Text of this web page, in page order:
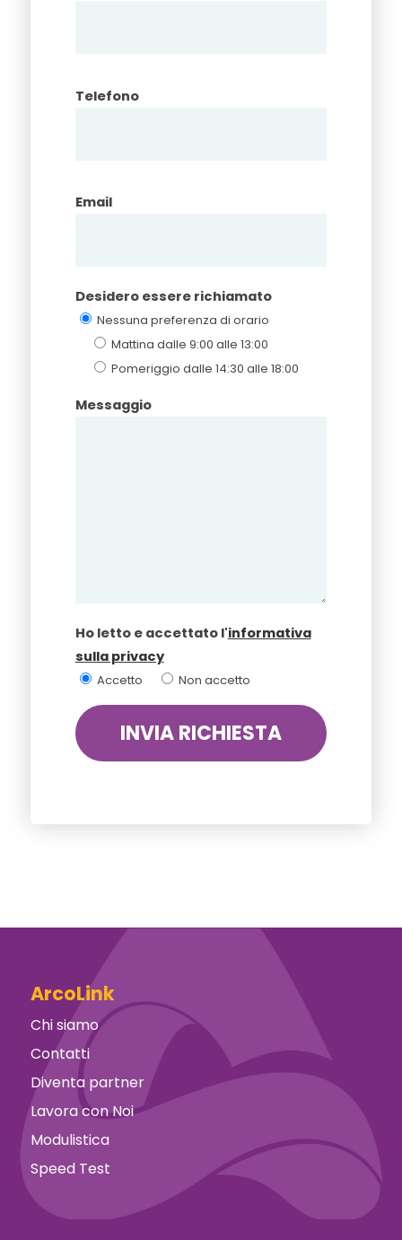
Telefono
Email
Desidero essere richiamato
Nessuna preferenza di orario
Mattina dalle 9:00 alle 13:00
Pomeriggio dalle 14:30 alle 18:00
Messaggio
Ho letto e accettato l'informativa
sulla privacy
Accetto Non accetto
ArcoLink
Chi siamo
Contatti
Diventa partner
Lavora con Noi
Modulistica
Speed Test